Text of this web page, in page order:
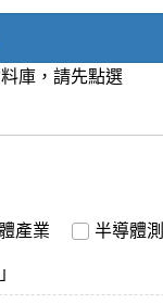
庫，請先點選
產業 半導體